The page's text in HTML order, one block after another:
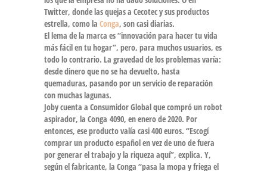
Twitter, donde lasquejas a Cecotecy sus productos
estrella, como la Conga, son casi diarias.
El lema de la marca es “innovación para hacer tu vida
más fácil en tu hogar”, pero, para muchos usuarios, es
todo lo contrario. La gravedad de los problemas varía:
desde dinero que no se ha devuelto, hasta
quemaduras, pasando por unservicio de reparación
con muchas lagunas.
Joby cuenta a Consumidor Globalque compró un robot
aspirador, la Conga 4090, en enero de 2020. Por
entonces, ese producto valía casi 400 euros. “Escogí
comprar un producto español en vez de uno de fuera
por generar el trabajo y la riqueza aquí”, explica. Y,
según el fabricante, la Conga “pasa la mopa y friega el